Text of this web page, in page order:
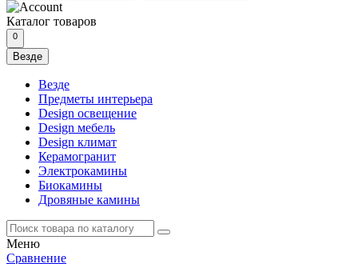
Каталог товаров
0
Везде
Везде
Предметы интерьера
Design освещение
Design мебель
Design климат
Керамогранит
Электрокамины
Биокамины
Дровяные камины
Меню
Сравнение